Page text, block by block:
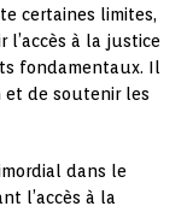
certaines limites,
à la justice
fondamentaux. Il
et de soutenir les
dans le
l’accès à la